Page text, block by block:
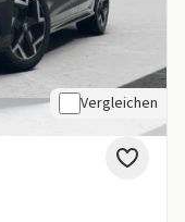
Vergleichen